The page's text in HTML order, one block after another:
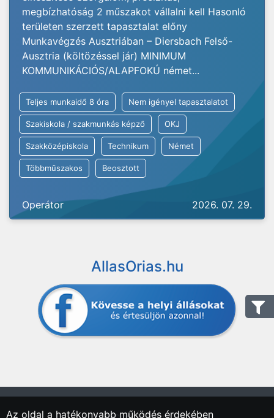
megbízhatóság 2 műszakot vállalni kell Hasonló
területen szerzett tapasztalat előny
Munkavégzés Ausztriában – Diersbach Felső-
Ausztria (költözéssel jár) MINIMUM
KOMMUNIKÁCIÓS/ALAPFOKÚ német...
Teljes munkaidő 8 óra Nem igényel tapasztalatot
Szakiskola / szakmunkás képző OKJ
Szakközépiskola Technikum Német
Többműszakos Beosztott
Operátor 2026. 07. 29.
AllasOrias.hu
Az oldal a hatékonyabb működés érdekében